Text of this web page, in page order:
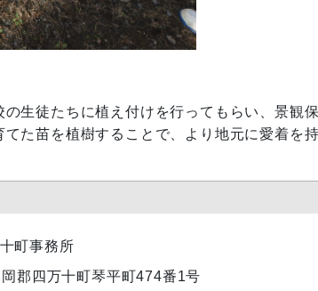
生徒たちに植え付けを行ってもらい、景観
た苗を植樹することで、より地元に愛着を
町事務所
郡四万十町琴平町474番1号